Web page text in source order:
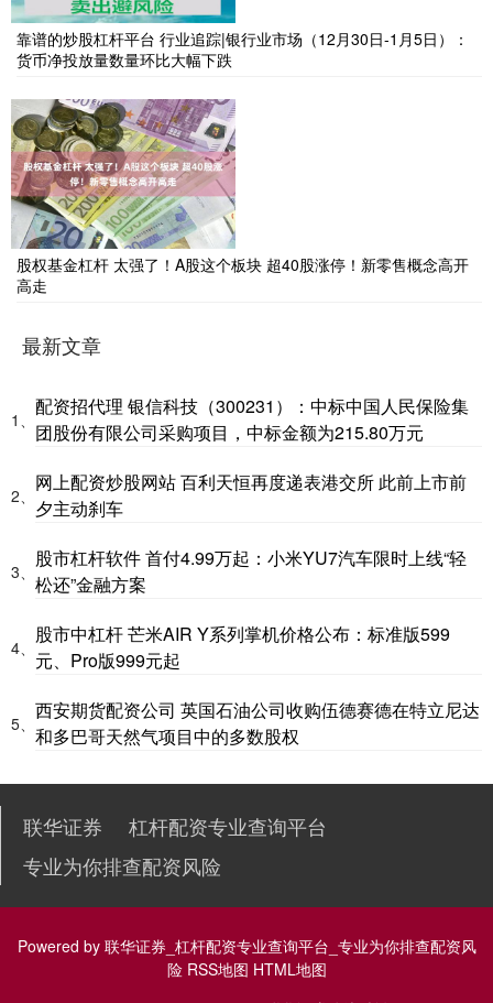
靠谱的炒股杠杆平台 行业追踪|银行业市场（12月30日-1月5日）：
货币净投放量数量环比大幅下跌
股权基金杠杆 太强了！A股这个板块 超40股涨停！新零售概念高开
高走
最新文章
1、
配资招代理 银信科技（300231）：中标中国人民保险集
团股份有限公司采购项目，中标金额为215.80万元
2、
网上配资炒股网站 百利天恒再度递表港交所 此前上市前
夕主动刹车
3、
股市杠杆软件 首付4.99万起：小米YU7汽车限时上线“轻
松还”金融方案
4、
股市中杠杆 芒米AIR Y系列掌机价格公布：标准版599
元、Pro版999元起
5、
西安期货配资公司 英国石油公司收购伍德赛德在特立尼达
和多巴哥天然气项目中的多数股权
联华证券
杠杆配资专业查询平台
专业为你排查配资风险
Powered by 联华证券_杠杆配资专业查询平台_专业为你排查配资风
险 RSS地图 HTML地图